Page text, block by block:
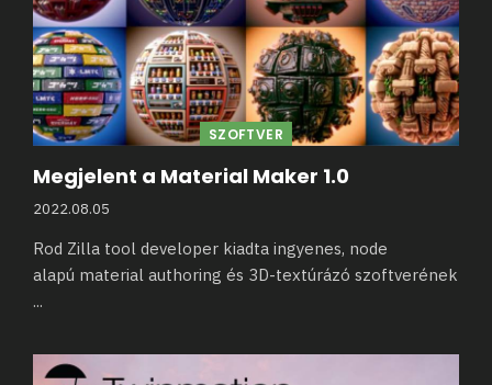
SZOFTVER
Megjelent a Material Maker 1.0
2022.08.05
Rod Zilla tool developer kiadta ingyenes, node
alapú material authoring és 3D-textúrázó szoftverének
...